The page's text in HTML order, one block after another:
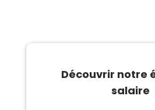
Découvrir notre
salaire